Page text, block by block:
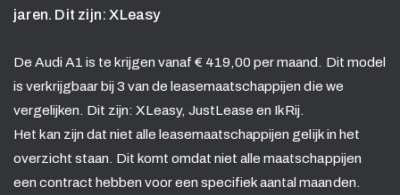
jaren. Dit zijn: XLeasy
De Audi A1 is te krijgen vanaf € 419,00 per maand. Dit model
is verkrijgbaar bij 3 van de leasemaatschappijen die we
vergelijken. Dit zijn: XLeasy, JustLease en IkRij.
Het kan zijn dat niet alle leasemaatschappijen gelijk in het
overzicht staan. Dit komt omdat niet alle maatschappijen
een contract hebben voor een specifiek aantal maanden.